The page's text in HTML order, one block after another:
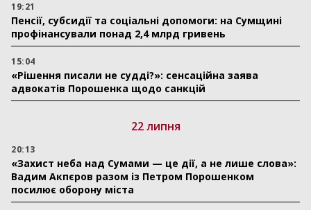
19:21
Пенсії, субсидії та соціальні допомоги: на Сумщині
профінансували понад 2,4 млрд гривень
15:04
«Рішення писали не судді?»: сенсаційна заява
адвокатів Порошенка щодо санкцій
22 липня
20:13
«Захист неба над Сумами — це дії, а не лише слова»:
Вадим Акпєров разом із Петром Порошенком
посилює оборону міста